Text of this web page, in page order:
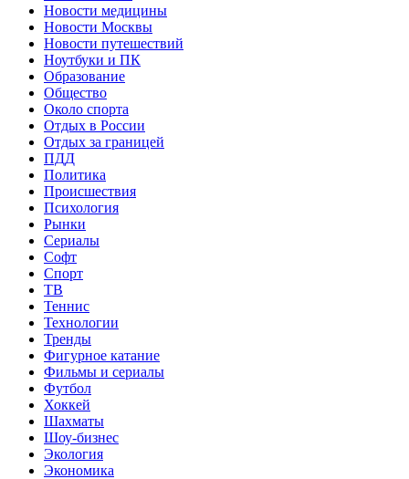
Новости медицины
Новости Москвы
Новости путешествий
Ноутбуки и ПК
Образование
Общество
Около спорта
Отдых в России
Отдых за границей
ПДД
Политика
Происшествия
Психология
Рынки
Сериалы
Софт
Спорт
ТВ
Теннис
Технологии
Тренды
Фигурное катание
Фильмы и сериалы
Футбол
Хоккей
Шахматы
Шоу-бизнес
Экология
Экономика